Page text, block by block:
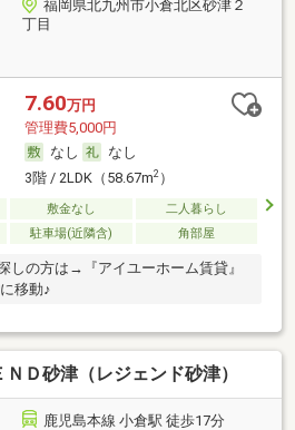
福岡県北九州市小倉北区砂津２
丁目
7.60万円
管理費5,000円
なし
なし
3階 / 2LDK（58.67m2）
敷金なし
二人暮らし
駐車場(近隣含) 角部屋
しの方は→『アイユーホーム賃貸』
移動♪
ＮＤ砂津（レジェンド砂津）
鹿児島本線 小倉駅 徒歩17分